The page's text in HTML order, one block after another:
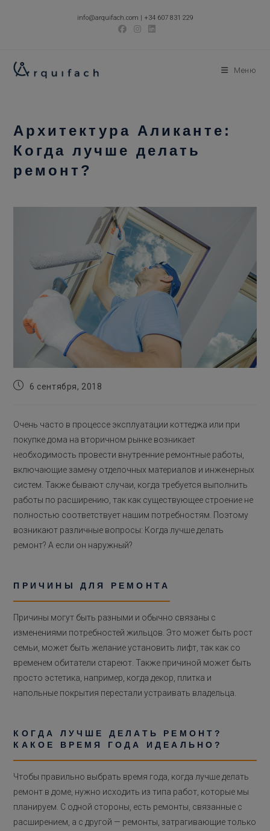
info@arquifach.com | +34 607 831 229
Меню
Архитектура Аликанте:
Когда лучше делать
ремонт?
Запись6 сентября, 2018
Очень часто в процессе эксплуатации коттеджа или при
покупке дома на вторичном рынке возникает
необходимость провести внутренние ремонтные работы,
включающие замену отделочных материалов и инженерных
систем. Также бывают случаи, когда требуется выполнить
работы по расширению, так как существующее строение не
полностью соответствует нашим потребностям. Поэтому
возникают различные вопросы: Когда лучше делать
ремонт? А если он наружный?
ПРИЧИНЫ ДЛЯ РЕМОНТА
Причины могут быть разными и обычно связаны с
изменениями потребностей жильцов. Это может быть рост
семьи, может быть желание установить лифт, так как со
временем обитатели стареют. Также причиной может быть
просто эстетика, например, когда декор, плитка и
напольные покрытия перестали устраивать владельца.
КОГДА ЛУЧШЕ ДЕЛАТЬ РЕМОНТ?
КАКОЕ ВРЕМЯ ГОДА ИДЕАЛЬНО?
Чтобы правильно выбрать время года, когда лучше делать
ремонт в доме, нужно исходить из типа работ, которые мы
планируем. С одной стороны, есть ремонты, связанные с
расширением, а с другой — ремонты, затрагивающие только